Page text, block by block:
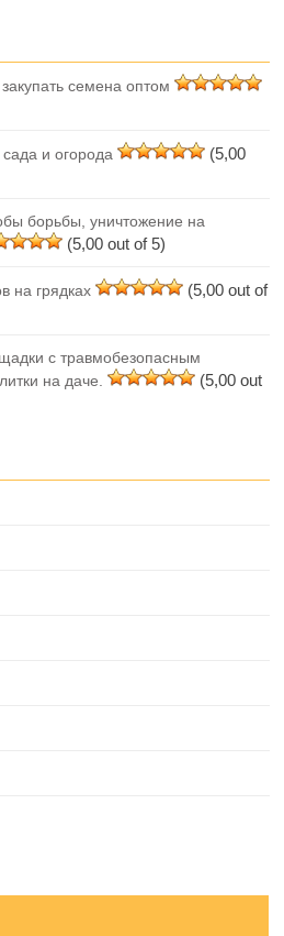
семена оптом
и огорода
(5,00
борьбы, уничтожение на
(5,00 out of 5)
на грядках
(5,00 out of
с травмобезопасным
на даче.
(5,00 out